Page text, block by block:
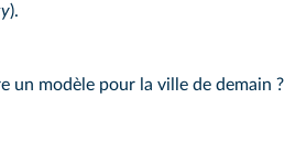
).
un modèle pour la ville de demain ?